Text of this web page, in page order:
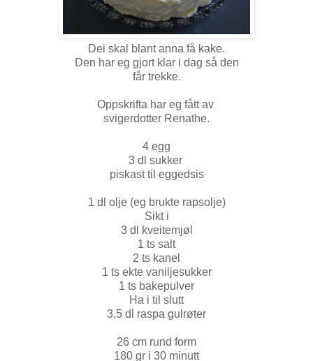
Dei skal blant anna få kake.
Den har eg gjort klar i dag så den
får trekke.
Oppskrifta har eg fått av
svigerdotter Renathe.
4 egg
3 dl sukker
piskast til eggedsis
1 dl olje (eg brukte rapsolje)
Sikt i
3 dl kveitemjøl
1 ts salt
2 ts kanel
1 ts ekte vaniljesukker
1 ts bakepulver
Ha i til slutt
3,5 dl raspa gulrøter
26 cm rund form
180 gr i 30 minutt